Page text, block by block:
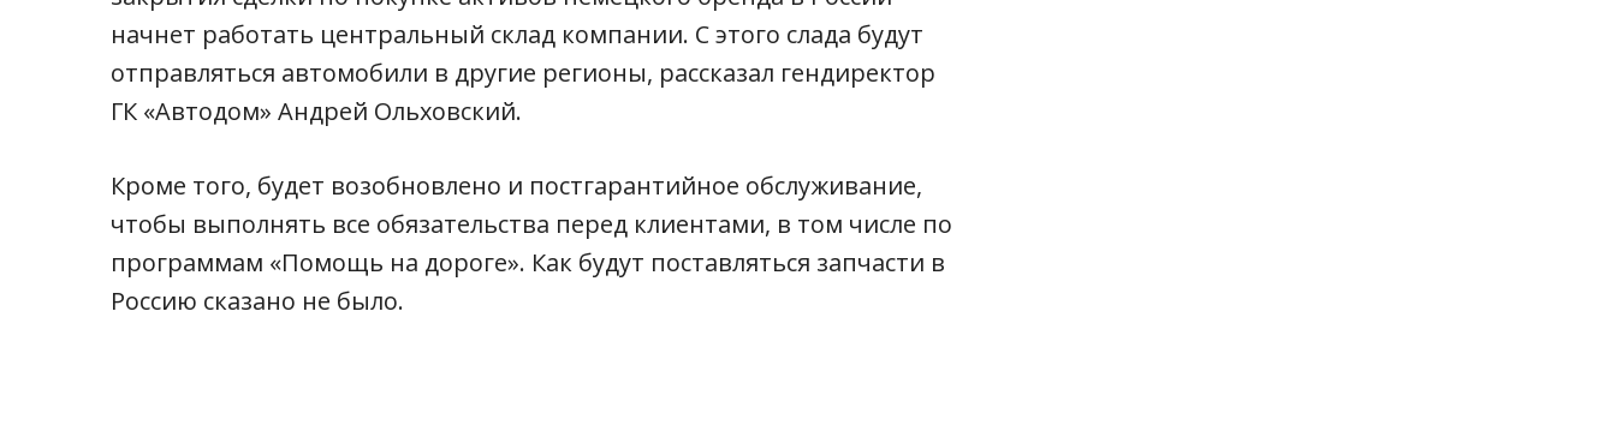
начнет работать центральный склад компании. С этого слада будут
отправляться автомобили в другие регионы, рассказал гендиректор
ГК «Автодом» Андрей Ольховский.
Кроме того, будет возобновлено и постгарантийное обслуживание,
чтобы выполнять все обязательства перед клиентами, в том числе по
программам «Помощь на дороге». Как будут поставляться запчасти в
Россию сказано не было.